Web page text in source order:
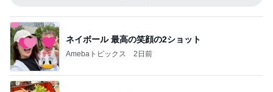
ネイボール 最高の笑顔の2ショット
Amebaトピックス 2日前